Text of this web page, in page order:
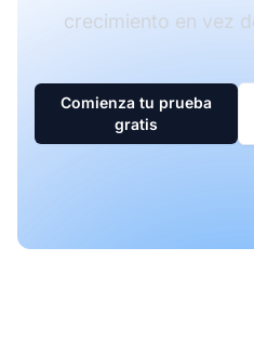
crecimiento en vez
Comienza tu prueba
gratis